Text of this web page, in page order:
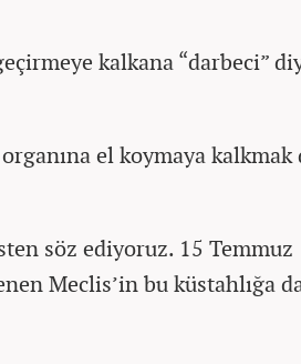
kalkana “darbeci”
el koymaya kalkmak
söz ediyoruz. 15 Temmuz
Meclis’in bu küstahlığa